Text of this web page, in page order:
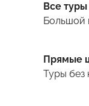
Все
Большой
Прямые
Туры без